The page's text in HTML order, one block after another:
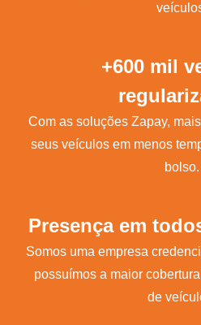
+600 mil
Com as soluções Zapay,
seus veículos em menos
bolso.
Presença em
Somos uma empresa
possuímos a maior
de